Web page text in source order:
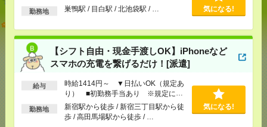
以上
勤務地 巣鴨駅 / 目白駅 / 北池袋駅 / … 気になる!
【シフト自由・現金手渡しOK】iPhoneなど
スマホの充電を繋げるだけ！[派遣]
給与
時給1414円～ ▼日払いOK（規定あ
り） ■初勤務手当あり ※規定によ
る
勤務地
新宿駅から徒歩 / 新宿三丁目駅から徒
歩 / 高田馬場駅から徒歩 / …
気になる!
いも仕事の1つ[派遣]
[給 与]
無資格未経験：時給1500円～ ■週払い
OK ■扶養内OK ■日収1万2000円以上
交通費全額支給
[勤務地]巣鴨駅/ 目白駅/北池袋駅/ …
【シフト自由・現金手渡しOK】iPhoneなどスマホの